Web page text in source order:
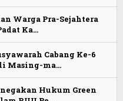
Warga Pra-Sejahtera
Ka…
Cabang Ke-6
Masing-ma…
Hukum Green